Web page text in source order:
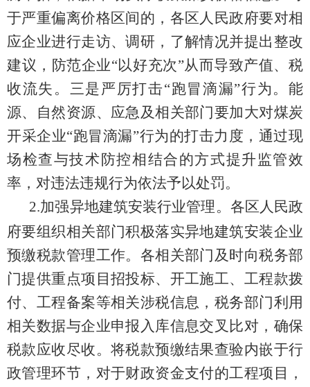
于严重偏离价格区间的，各区 人民政府要对相
应企业进行走访、调研 ，了解情况并提出整改
建议 ，防范企业“以好充次”从而导致产值、税
收流失。三是严厉打击“跑冒滴漏”行为。能
源、自然资源、应急及相关部门要加大对煤炭
开采企业“跑冒滴漏”行为的打击力 度，通过现
场检查与技术防控相结合的方式提升监管效
率，对违法违规行为依法予以处罚。
2.加强异地建筑安装行业管理 。 各区 人民政
府要组织相关部门积极落实异地建筑安装企业
预缴税款管理工作。各相关部门及时向税务部
门提供重点项目招投标、开工施工、工程款拨
付、工程备案等相关涉税信息，税务部门利用
相关数据与企业申报入库信息交叉比对，确保
税款应收尽收。将税款预缴结果查验内嵌于行
政管理环节，对于财政资金支付的工程项目，